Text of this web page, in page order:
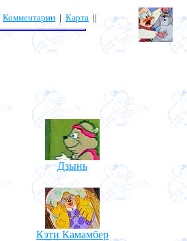
Комментарии| Карта ||
Дзынь
Кэти Камамбер